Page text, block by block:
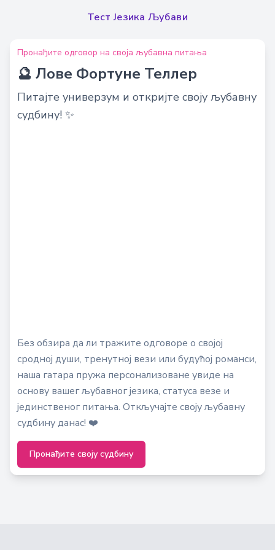
Тест Језика Љубави
Пронађите одговор на своја љубавна питања
🔮 Лове Фортуне Теллер
Питајте универзум и откријте своју љубавну
судбину! ✨
Без обзира да ли тражите одговоре о својој
сродној души, тренутној вези или будућој романси,
наша гатара пружа персонализоване увиде на
основу вашег љубавног језика, статуса везе и
јединственог питања. Откључајте своју љубавну
судбину данас! ❤️
Пронађите своју судбину